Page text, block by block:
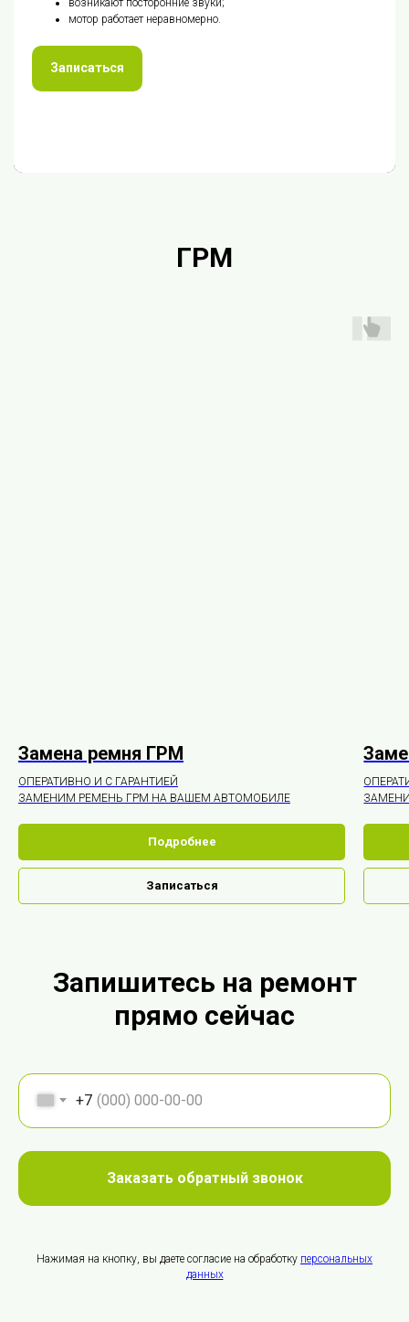
возникают посторонние звуки;
мотор работает неравномерно.
Записаться
ГРМ
Замена ремня ГРМ
ОПЕРАТИВНО И С ГАРАНТИЕЙ
ЗАМЕНИМ РЕМЕНЬ ГРМ НА ВАШЕМ АВТОМОБИЛЕ
Подробнее
Записаться
Запишитесь на ремонт
прямо сейчас
+7
Заказать обратный звонок
Нажимая на кнопку, вы даете согласие на обработку персональных
данных